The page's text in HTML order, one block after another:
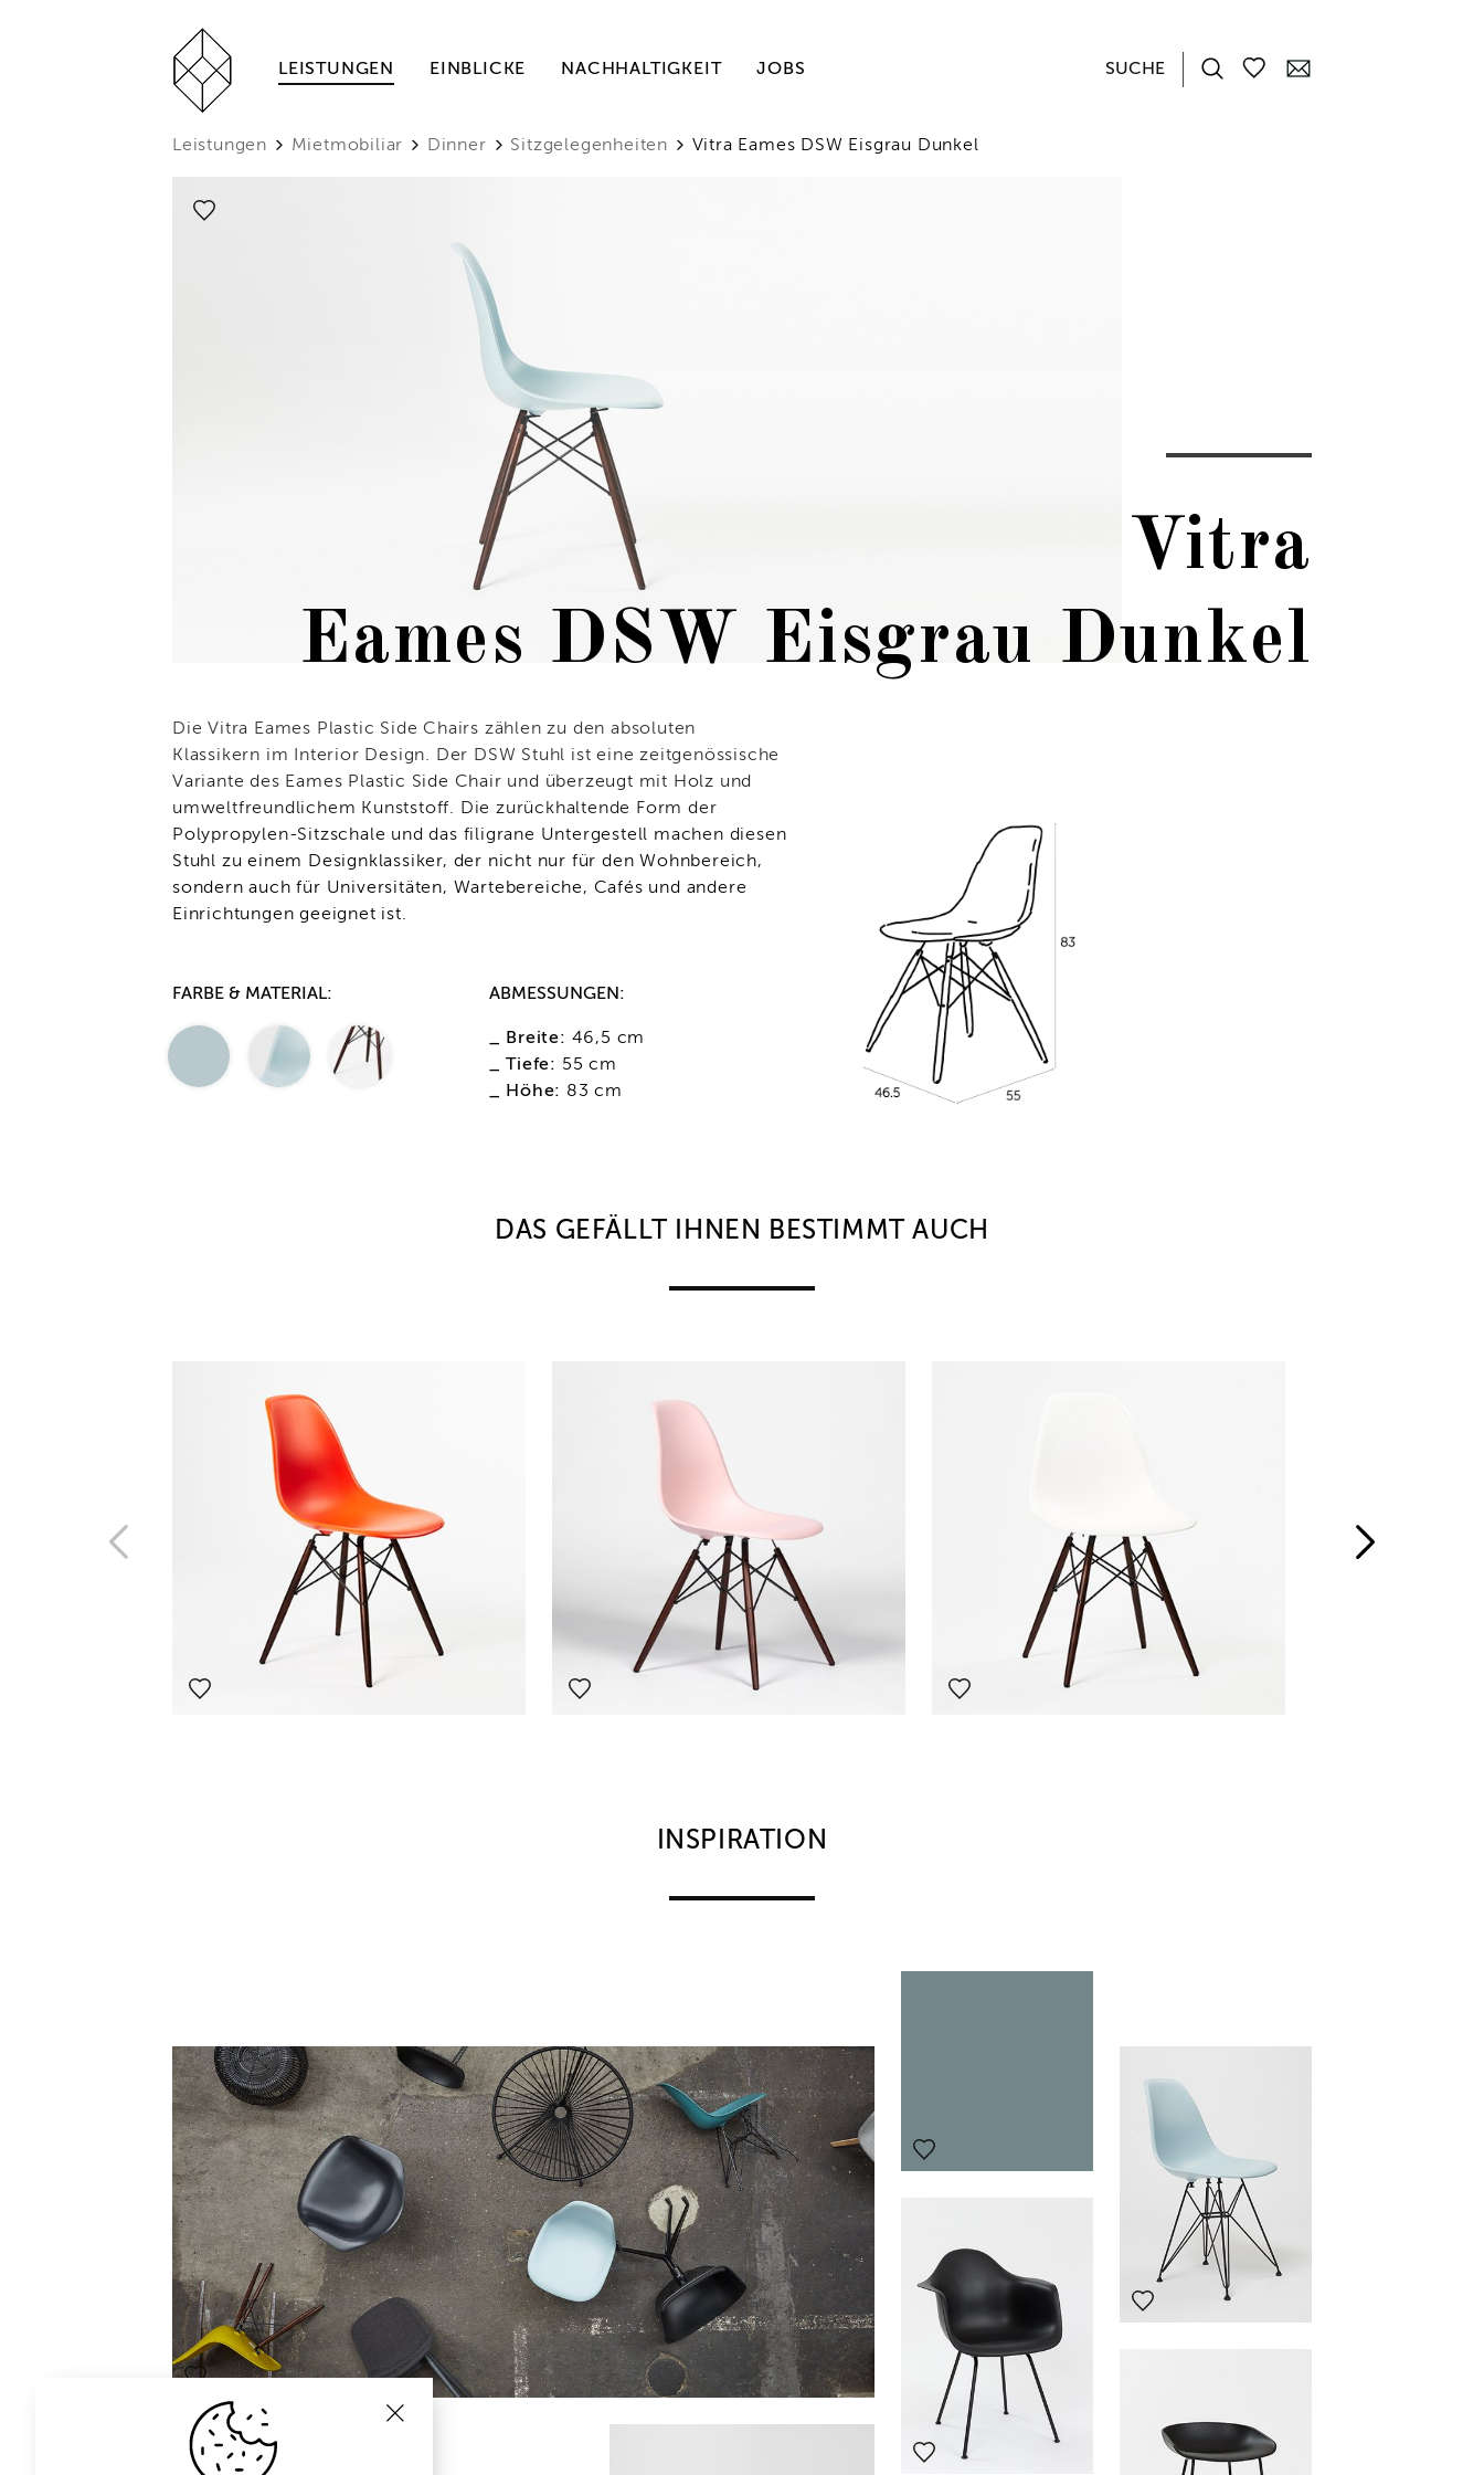
LEISTUNGEN EINBLICKE NACHHALTIGKEIT JOBS
Leistungen Mietmobiliar Dinner Sitzgelegenheiten Vitra Eames DSW Eisgrau Dunkel
Vitra
Eames DSW Eisgrau Dunkel
Die Vitra Eames Plastic Side Chairs zählen zu den absoluten
Klassikern im Interior Design. Der DSW Stuhl ist eine zeitgenössische
Variante des Eames Plastic Side Chair und überzeugt mit Holz und
umweltfreundlichem Kunststoff. Die zurückhaltende Form der
Polypropylen-Sitzschale und das filigrane Untergestell machen diesen
Stuhl zu einem Designklassiker, der nicht nur für den Wohnbereich,
sondern auch für Universitäten, Wartebereiche, Cafés und andere
Einrichtungen geeignet ist.
FARBE & MATERIAL: ABMESSUNGEN:
_ Breite: 46,5 cm
_ Tiefe: 55 cm
_ Höhe: 83 cm
DAS GEFÄLLT IHNEN BESTIMMT AUCH
INSPIRATION